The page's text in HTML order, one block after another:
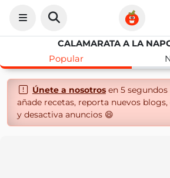
CALAMARATA A LA
Popular
Únete a nosotrosen 5 segundos
añade recetas, reporta nuevos
y desactiva anuncios 😄